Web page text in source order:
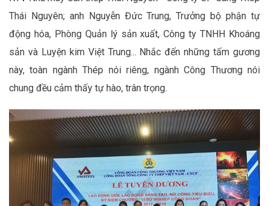
Thái Nguyên; anh Nguyễn Đức Trung, Trưởng bộ phận tự
động hóa, Phòng Quản lý sản xuất, Công ty TNHH Khoáng
sản và Luyện kim Việt Trung... Nhắc đến những tấm gương
này, toàn ngành Thép nói riêng, ngành Công Thương nói
chung đều cảm thấy tự hào, trân trọng.